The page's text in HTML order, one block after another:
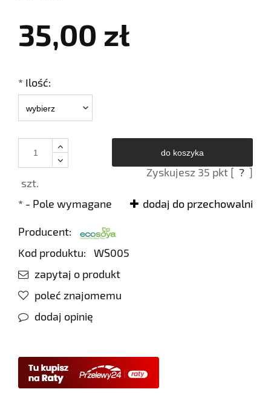
35,00 zł
* Ilość:
szt.
do koszyka
Zyskujesz 35 pkt [ ? ]
dodaj do przechowalni
* - Pole wymagane
Producent:
Kod produktu:
WS005
zapytaj o produkt
poleć znajomemu
dodaj opinię